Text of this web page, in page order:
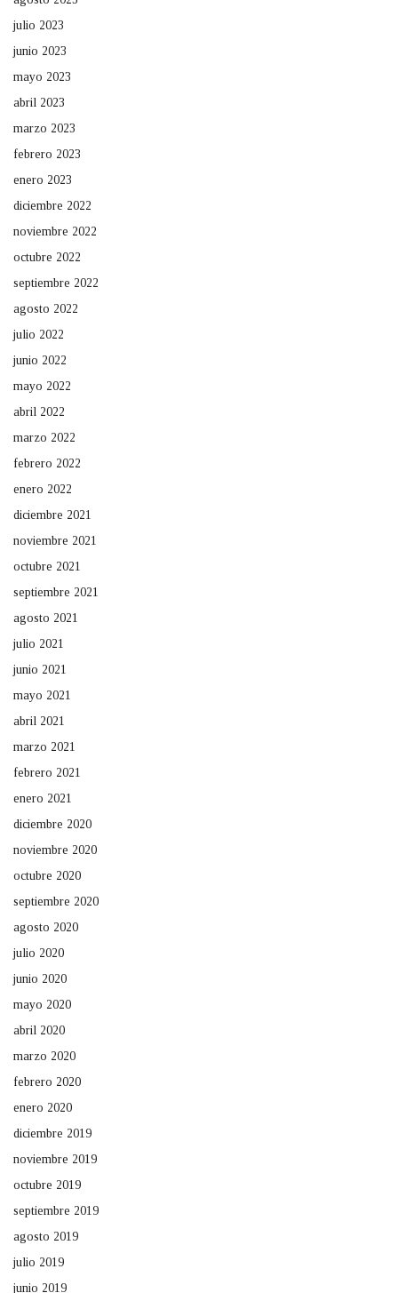
julio 2023
junio 2023
mayo 2023
abril 2023
marzo 2023
febrero 2023
enero 2023
diciembre 2022
noviembre 2022
octubre 2022
septiembre 2022
agosto 2022
julio 2022
junio 2022
mayo 2022
abril 2022
marzo 2022
febrero 2022
enero 2022
diciembre 2021
noviembre 2021
octubre 2021
septiembre 2021
agosto 2021
julio 2021
junio 2021
mayo 2021
abril 2021
marzo 2021
febrero 2021
enero 2021
diciembre 2020
noviembre 2020
octubre 2020
septiembre 2020
agosto 2020
julio 2020
junio 2020
mayo 2020
abril 2020
marzo 2020
febrero 2020
enero 2020
diciembre 2019
noviembre 2019
octubre 2019
septiembre 2019
agosto 2019
julio 2019
junio 2019